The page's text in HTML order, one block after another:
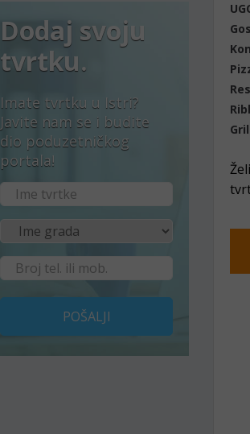
Dodaj svoju
tvrtku.
Imate tvrtku u Istri?
Javite nam se i budite
dio poduzetničkog
portala!
POŠALJI